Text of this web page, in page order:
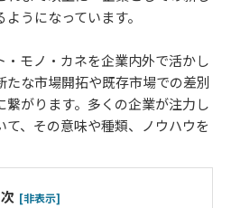
うになっています。
・モノ・カネを企業内外で活かし
な市場開拓や既存市場での差別
がります。多くの企業が注力し
、その意味や種類、ノウハウを
[非表示]